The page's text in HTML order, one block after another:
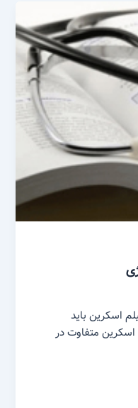
اسکرین باید
متفاوت در